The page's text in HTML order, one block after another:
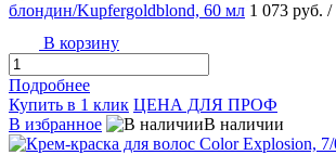
блондин/Kupfergoldblond, 60 мл 1 073 руб. /
В корзину
Подробнее
Купить в 1 клик ЦЕНА ДЛЯ ПРОФ
В избранное
В наличии